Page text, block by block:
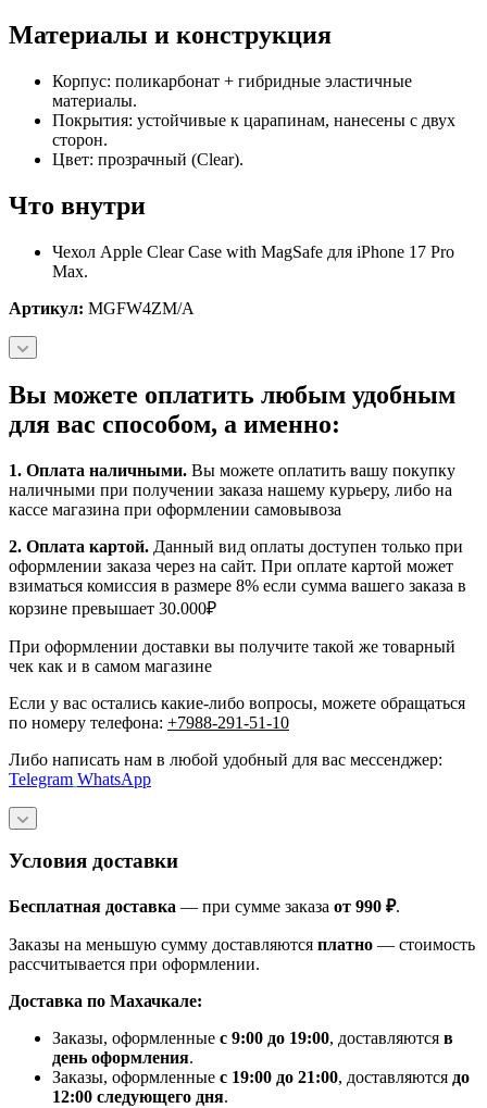
Материалы и конструкция
Корпус: поликарбонат + гибридные эластичные
материалы.
Покрытия: устойчивые к царапинам, нанесены с двух
сторон.
Цвет: прозрачный (Clear).
Что внутри
Чехол Apple Clear Case with MagSafe для iPhone 17 Pro
Max.
Артикул: MGFW4ZM/A
Вы можете оплатить любым удобным
для вас способом, а именно:
1. Оплата наличными. Вы можете оплатить вашу покупку
наличными при получении заказа нашему курьеру, либо на
кассе магазина при оформлении самовывоза
2. Оплата картой. Данный вид оплаты доступен только при
оформлении заказа через на сайт. При оплате картой может
взиматься комиссия в размере 8% если сумма вашего заказа в
корзине превышает 30.000₽
При оформлении доставки вы получите такой же товарный
чек как и в самом магазине
Если у вас остались какие-либо вопросы, можете обращаться
по номеру телефона: +7988-291-51-10
Либо написать нам в любой удобный для вас мессенджер:
Telegram WhatsApp
Условия доставки
Бесплатная доставка — при сумме заказа от 990 ₽.
Заказы на меньшую сумму доставляются платно — стоимость
рассчитывается при оформлении.
Доставка по Махачкале:
Заказы, оформленные с 9:00 до 19:00, доставляются в
день оформления.
Заказы, оформленные с 19:00 до 21:00, доставляются до
12:00 следующего дня.